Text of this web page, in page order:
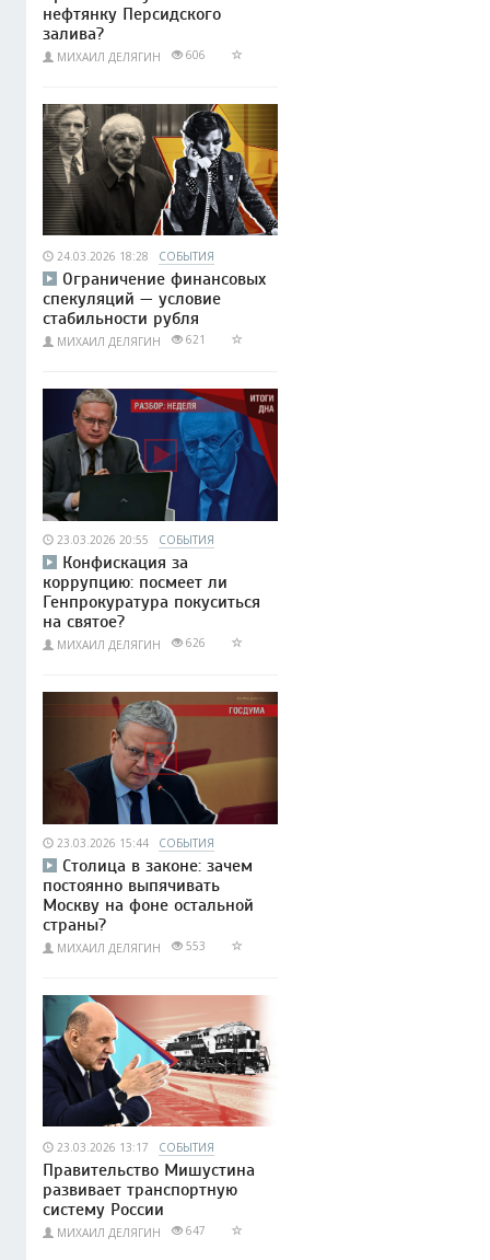
нефтянку Персидского
залива?
МИХАИЛ ДЕЛЯГИН 606
24.03.2026 18:28 СОБЫТИЯ
Ограничение финансовых
спекуляций — условие
стабильности рубля
МИХАИЛ ДЕЛЯГИН 621
23.03.2026 20:55 СОБЫТИЯ
Конфискация за
коррупцию: посмеет ли
Генпрокуратура покуситься
на святое?
МИХАИЛ ДЕЛЯГИН 626
23.03.2026 15:44 СОБЫТИЯ
Столица в законе: зачем
постоянно выпячивать
Москву на фоне остальной
страны?
МИХАИЛ ДЕЛЯГИН 553
23.03.2026 13:17 СОБЫТИЯ
Правительство Мишустина
развивает транспортную
систему России
МИХАИЛ ДЕЛЯГИН 647